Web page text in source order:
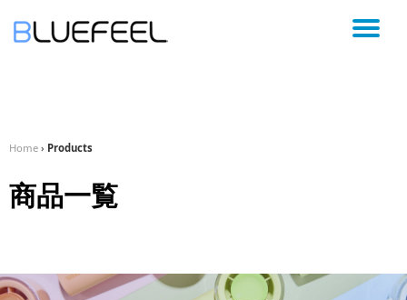
ス
ッ
Home › Products
商品一覧